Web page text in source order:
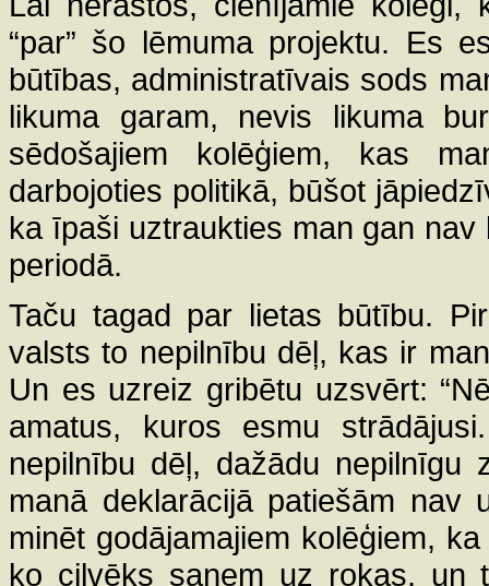
“par” šo lēmuma projektu. Es
būtības, administratīvais sods
likuma garam, nevis likuma
sēdošajiem kolēģiem, kas
darbojoties politikā, būšot
ka īpaši uztraukties man gan
periodā.
Taču tagad par lietas būtību.
valsts to nepilnību dēļ, kas ir
Un es uzreiz gribētu uzsvērt:
amatus, kuros esmu
nepilnību dēļ, dažādu nepilnīgu
manā deklarācijā patiešām nav
minēt godājamajiem kolēģiem,
ko cilvēks saņem uz rokas, un